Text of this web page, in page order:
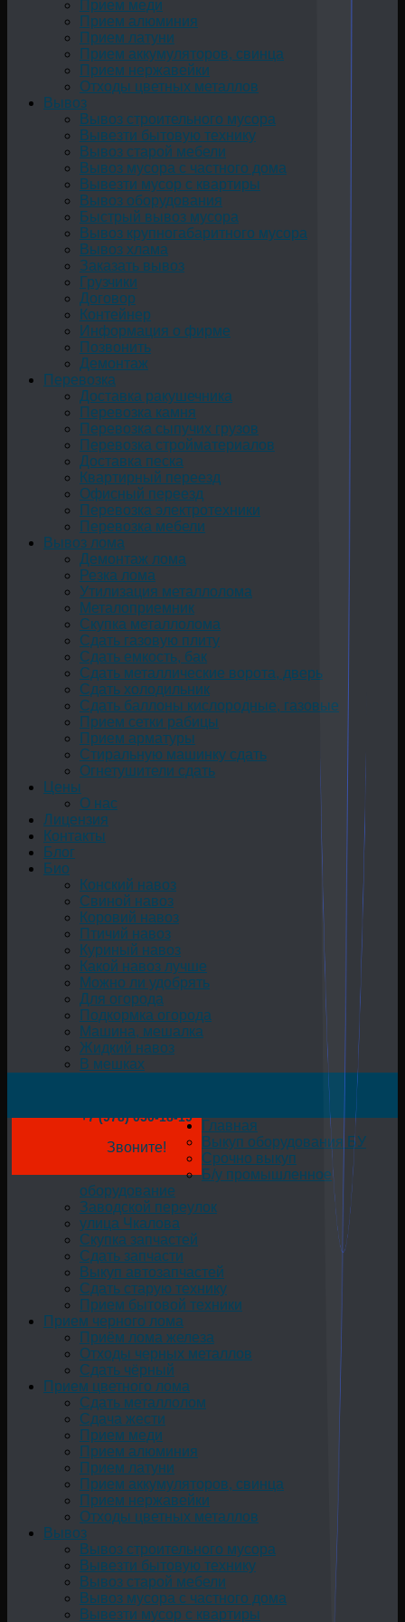
Прием меди
Прием алюминия
Прием латуни
Прием аккумуляторов, свинца
Прием нержавейки
Отходы цветных металлов
Вывоз
Вывоз строительного мусора
Вывезти бытовую технику
Вывоз старой мебели
Вывоз мусора с частного дома
Вывезти мусор с квартиры
Вывоз оборудования
Быстрый вывоз мусора
Вывоз крупногабаритного мусора
Вывоз хлама
Заказать вывоз
Грузчики
Договор
Контейнер
Информация о фирме
Позвонить
Демонтаж
Перевозка
Доставка ракушечника
Перевозка камня
Перевозка сыпучих грузов
Перевозка стройматериалов
Доставка песка
Квартирный переезд
Офисный переезд
Перевозка электротехники
Перевозка мебели
Вывоз лома
Демонтаж лома
Резка лома
Утилизация металлолома
Металоприемник
Скупка металлолома
Сдать газовую плиту
Сдать емкость, бак
Cдать металлические ворота, дверь
Сдать холодильник
Сдать баллоны кислородные, газовые
Прием сетки рабицы
Прием арматуры
Стиральную машинку сдать
Огнетушители сдать
Цены
О нас
Лицензия
Контакты
Блог
Био
Конский навоз
Свиной навоз
Коровий навоз
Птичий навоз
Куриный навоз
Какой навоз лучше
Можно ли удобрять
Для огорода
Подкормка огорода
Машина, мешалка
Жидкий навоз
В мешках
+7 (978) 050-18-19
Звоните!
Главная
Выкуп оборудования БУ
Срочно выкуп
Б/у промышленное
оборудование
Заводской переулок
улица Чкалова
Скупка запчастей
Сдать запчасти
Выкуп автозапчастей
Сдать старую технику
Прием бытовой техники
Прием черного лома
Приём лома железа
Отходы черных металлов
Сдать чёрный
Прием цветного лома
Сдать металлолом
Сдача жести
Прием меди
Прием алюминия
Прием латуни
Прием аккумуляторов, свинца
Прием нержавейки
Отходы цветных металлов
Вывоз
Вывоз строительного мусора
Вывезти бытовую технику
Вывоз старой мебели
Вывоз мусора с частного дома
Вывезти мусор с квартиры